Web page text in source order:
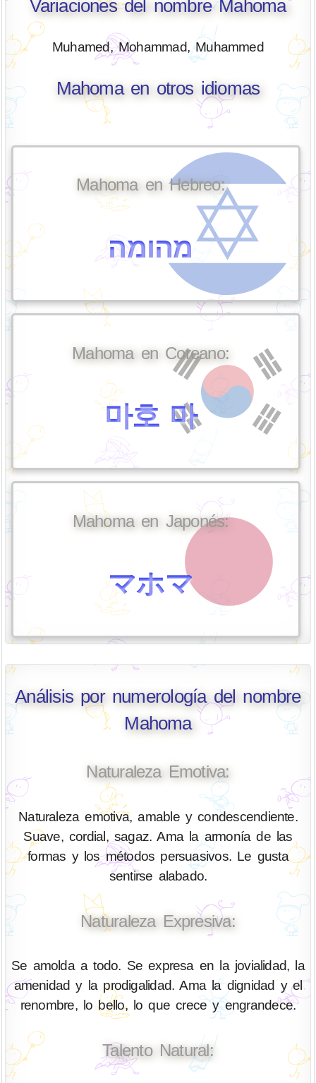
Variaciones del nombre Mahoma
Muhamed, Mohammad, Muhammed
Mahoma en otros idiomas
Mahoma en Hebreo:
מהומה
Mahoma en Coreano:
마호 마
Mahoma en Japonés:
マホマ
Análisis por numerología del nombre
Mahoma
Naturaleza Emotiva:
Naturaleza emotiva, amable y condescendiente.
Suave, cordial, sagaz. Ama la armonía de las
formas y los métodos persuasivos. Le gusta
sentirse alabado.
Naturaleza Expresiva:
Se amolda a todo. Se expresa en la jovialidad, la
amenidad y la prodigalidad. Ama la dignidad y el
renombre, lo bello, lo que crece y engrandece.
Talento Natural: